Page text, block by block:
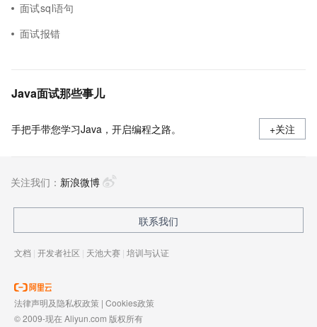
面试sql语句
面试报错
Java面试那些事儿
手把手带您学习Java，开启编程之路。 +关注
关注我们： 新浪微博
联系我们
文档 | 开发者社区 | 天池大赛 | 培训与认证
法律声明及隐私权政策 | Cookies政策
© 2009-现在 Aliyun.com 版权所有